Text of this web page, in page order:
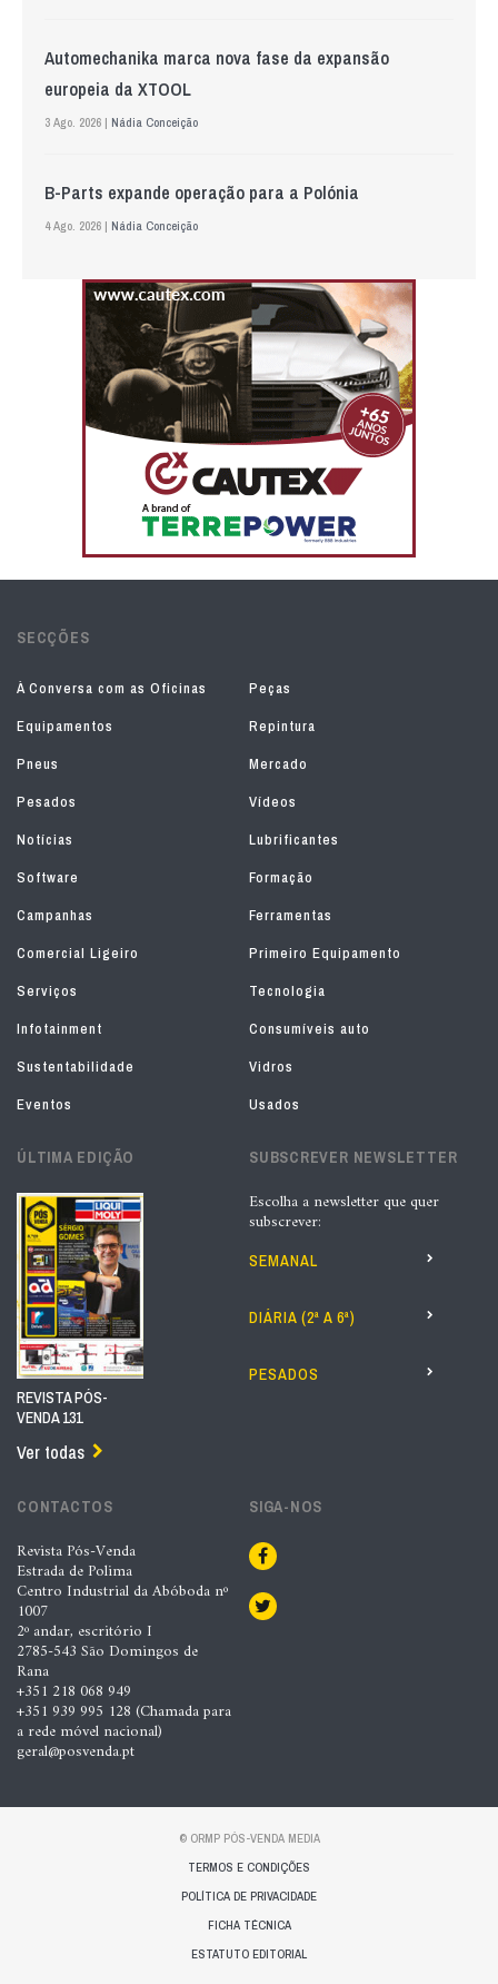
Automechanika marca nova fase da expansão
europeia da XTOOL
3 Ago. 2026 | Nádia Conceição
B-Parts expande operação para a Polónia
4 Ago. 2026 | Nádia Conceição
SECÇÕES
À Conversa com as Oficinas
Peças
Equipamentos
Repintura
Pneus
Mercado
Pesados
Vídeos
Notícias
Lubrificantes
Software
Formação
Campanhas
Ferramentas
Comercial Ligeiro
Primeiro Equipamento
Serviços
Tecnologia
Infotainment
Consumíveis auto
Sustentabilidade
Vidros
Eventos
Usados
ÚLTIMA EDIÇÃO
REVISTA PÓS-
VENDA 131
Ver todas
SUBSCREVER NEWSLETTER
Escolha a newsletter que quer
subscrever:
SEMANAL
DIÁRIA (2ª A 6ª)
PESADOS
CONTACTOS
Revista Pós-Venda
Estrada de Polima
Centro Industrial da Abóboda nº
1007
2º andar, escritório I
2785-543 São Domingos de
Rana
+351 218 068 949
+351 939 995 128 (Chamada para
a rede móvel nacional)
geral@posvenda.pt
SIGA-NOS
© ORMP PÓS-VENDA MEDIA
TERMOS E CONDIÇÕES
POLÍTICA DE PRIVACIDADE
FICHA TÉCNICA
ESTATUTO EDITORIAL